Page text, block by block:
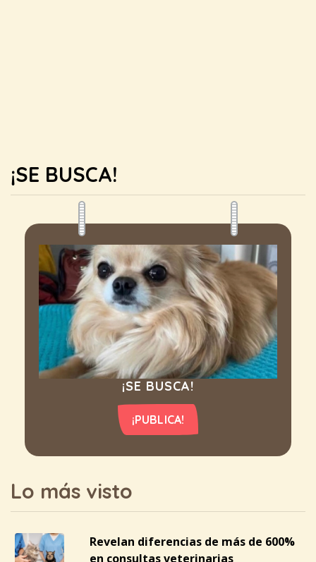
¡SE BUSCA!
¡SE BUSCA!
¡PUBLICA!
Lo más visto
Revelan diferencias de más de 600%
en consultas veterinarias